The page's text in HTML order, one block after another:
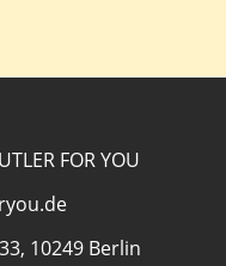
FOR YOU
10249 Berlin